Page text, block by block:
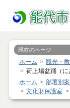
現在のページ
ホーム 観光・
荷上場盆踊（に
ホーム
部署別
文化財保護室